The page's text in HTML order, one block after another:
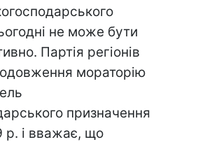
не може бути
Партія регіонів
мораторію
призначення
р. і вважає, що